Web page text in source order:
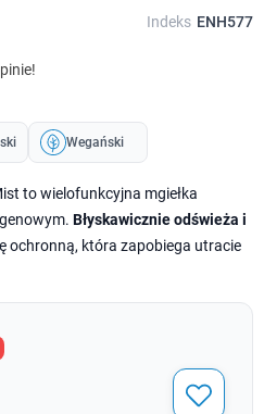
Indeks ENH577
Wegański
to wielofunkcyjna mgiełka
Błyskawicznie odświeża i
ochronną, która zapobiega utracie